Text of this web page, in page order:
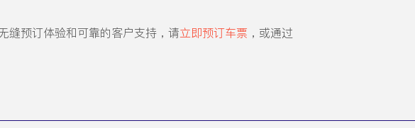
缝预订体验和可靠的客户支持，请立即预订车票 ，或通过